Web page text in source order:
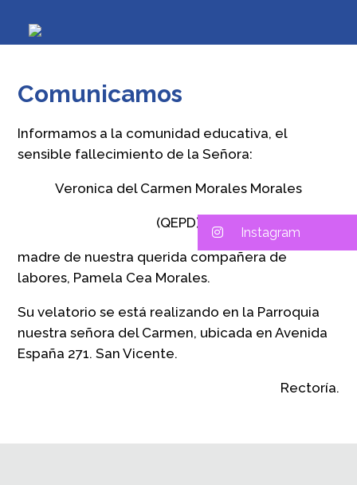
Comunicamos
Informamos a la comunidad educativa, el
sensible fallecimiento de la Señora:
Veronica del Carmen Morales Morales
(QEPD)
madre de nuestra querida compañera de
labores, Pamela Cea Morales.
Su velatorio se está realizando en la Parroquia
nuestra señora del Carmen, ubicada en Avenida
España 271. San Vicente.
Rectoría.
Instagram